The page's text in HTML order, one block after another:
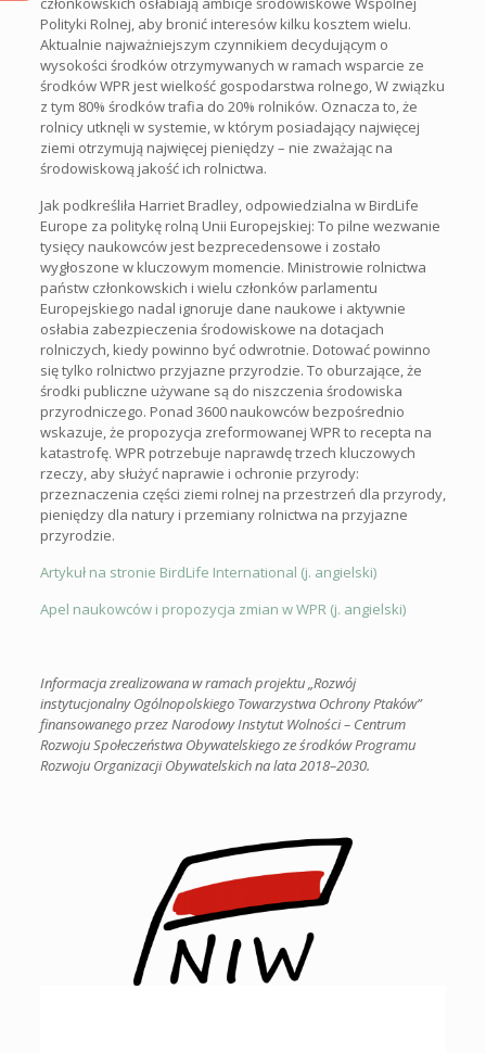
Polityki Rolnej, aby bronić interesów kilku kosztem wielu.
Aktualnie najważniejszym czynnikiem decydującym o
wysokości środków otrzymywanych w ramach wsparcie ze
środków WPR jest wielkość gospodarstwa rolnego, W związku
z tym 80% środków trafia do 20% rolników. Oznacza to, że
rolnicy utknęli w systemie, w którym posiadający najwięcej
ziemi otrzymują najwięcej pieniędzy – nie zważając na
środowiskową jakość ich rolnictwa.
Jak podkreśliła Harriet Bradley, odpowiedzialna w BirdLife
Europe za politykę rolną Unii Europejskiej: To pilne wezwanie
tysięcy naukowców jest bezprecedensowe i zostało
wygłoszone w kluczowym momencie. Ministrowie rolnictwa
państw członkowskich i wielu członków parlamentu
Europejskiego nadal ignoruje dane naukowe i aktywnie
osłabia zabezpieczenia środowiskowe na dotacjach
rolniczych, kiedy powinno być odwrotnie. Dotować powinno
się tylko rolnictwo przyjazne przyrodzie. To oburzające, że
środki publiczne używane są do niszczenia środowiska
przyrodniczego. Ponad 3600 naukowców bezpośrednio
wskazuje, że propozycja zreformowanej WPR to recepta na
katastrofę. WPR potrzebuje naprawdę trzech kluczowych
rzeczy, aby służyć naprawie i ochronie przyrody:
przeznaczenia części ziemi rolnej na przestrzeń dla przyrody,
pieniędzy dla natury i przemiany rolnictwa na przyjazne
przyrodzie.
Artykuł na stronie BirdLife International (j. angielski)
Apel naukowców i propozycja zmian w WPR (j. angielski)
Informacja zrealizowana w ramach projektu „Rozwój
instytucjonalny Ogólnopolskiego Towarzystwa Ochrony Ptaków”
finansowanego przez Narodowy Instytut Wolności – Centrum
Rozwoju Społeczeństwa Obywatelskiego ze środków Programu
Rozwoju Organizacji Obywatelskich na lata 2018–2030.